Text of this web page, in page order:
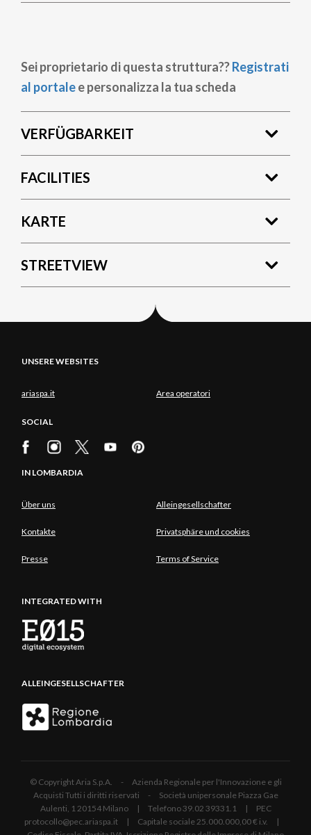
Sei proprietario di questa struttura??Registrati
al portalee personalizza la tua scheda
VERFÜGBARKEIT
FACILITIES
KARTE
STREETVIEW
UNSERE WEBSITES
ariaspa.it Area operatori
SOCIAL
IN LOMBARDIA
Über uns Alleingesellschafter
Kontakte Privatsphäre und cookies
Presse Terms of Service
INTEGRATED WITH
ALLEINGESELLSCHAFTER
© Copyright Aria S.p.A. - Azienda Regionale per l'Innovazione e gli
Acquisti Tutti i diritti riservati - Società unipersonale Piazza Gae
Aulenti, 1 20154 Milano | Telefono 39.02 39331.1 | PEC
protocollo@pec.ariaspa.it | Capitale sociale 25.000.000,00 € i.v. |